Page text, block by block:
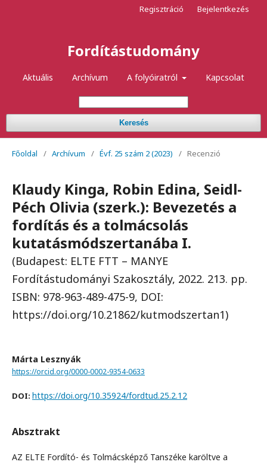
Fordítástudomány
Aktuális Archívum A folyóiratról Kapcsolat
Keresés
Regisztráció Bejelentkezés
Főoldal / Archívum / Évf. 25 szám 2 (2023) / Recenzió
Klaudy Kinga, Robin Edina, Seidl-
Péch Olivia (szerk.): Bevezetés a
fordítás és a tolmácsolás
kutatásmódszertanába I.
(Budapest: ELTE FTT – MANYE
Fordítástudományi Szakosztály, 2022. 213. pp.
ISBN: 978-963-489-475-9, DOI:
https://doi.org/10.21862/kutmodszertan1)
Márta Lesznyák
https://orcid.org/0000-0002-9354-0633
DOI: https://doi.org/10.35924/fordtud.25.2.12
Absztrakt
AZ ELTE Fordító- és Tolmácsképző Tanszéke karöltve a